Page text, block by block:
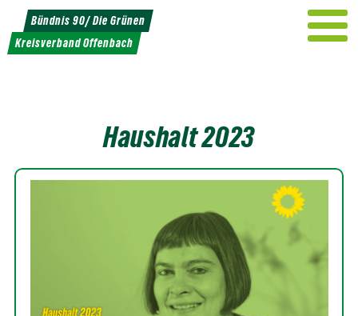
Weiter
zum
Inhalt
Bündnis 90/ Die Grünen
Kreisverband Offenbach
Haushalt 2023